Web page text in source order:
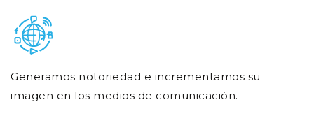
Generamos notoriedad e incrementamos su
imagen en los medios de comunicación.